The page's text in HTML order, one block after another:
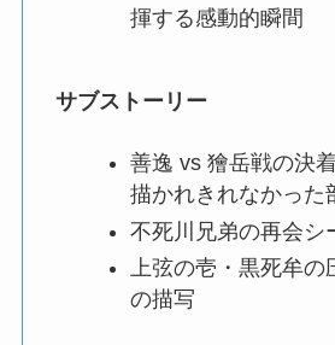
揮する感動的瞬間
サブストーリー
善逸 vs 獪岳戦の決
描かれきれなかった
不死川兄弟の再会シ
上弦の壱・黒死牟の
の描写